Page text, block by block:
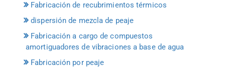
Fabricación de recubrimientos térmicos
dispersión de mezcla de peaje
Fabricación a cargo de compuestos
amortiguadores de vibraciones a base de agua
Fabricación por peaje